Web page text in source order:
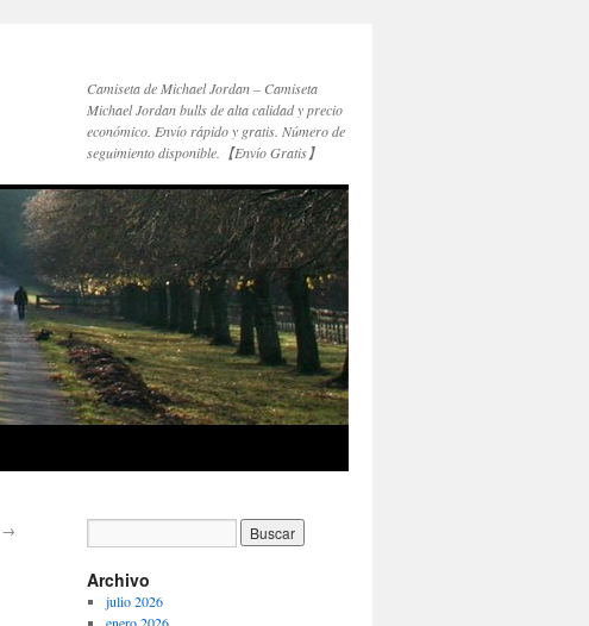
Camiseta de Michael Jordan – Camiseta
Michael Jordan bulls de alta calidad y precio
económico. Envío rápido y gratis. Número de
seguimiento disponible.【Envío Gratis】
→
Archivo
julio 2026